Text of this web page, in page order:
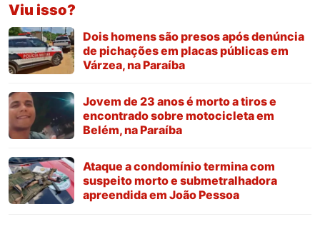
Viu isso?
Dois homens são presos após denúncia
de pichações em placas públicas em
Várzea, na Paraíba
Jovem de 23 anos é morto a tiros e
encontrado sobre motocicleta em
Belém, na Paraíba
Ataque a condomínio termina com
suspeito morto e submetralhadora
apreendida em João Pessoa